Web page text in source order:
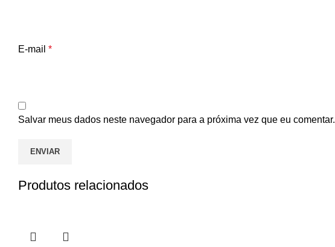
E-mail *
Salvar meus dados neste navegador para a próxima vez que eu comentar.
Produtos relacionados